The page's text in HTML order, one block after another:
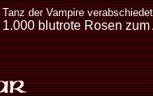
Tanz der Vampire
1.000 blutrote Rosen